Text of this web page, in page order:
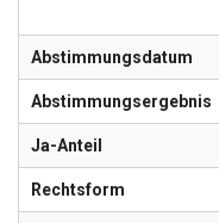
Abstimmungsdatum
Abstimmungsergebnis
Ja-Anteil
Rechtsform